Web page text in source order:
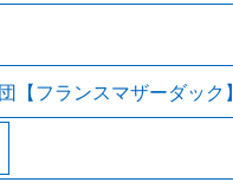
【フランスマザーダック】